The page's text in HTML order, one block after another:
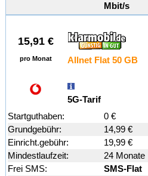
Mbit/s
15,91 €
pro Monat Allnet Flat 50 GB
5G-Tarif
Startguthaben:
0 €
Grundgebühr:
14,99 €
Einricht.gebühr:
19,99 €
Mindestlaufzeit:
24 Monate
Frei SMS:
SMS-Flat